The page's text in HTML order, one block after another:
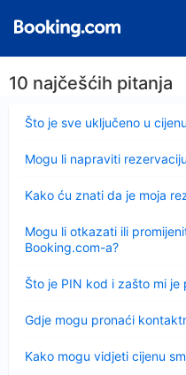
10 najčešćih pitanja
Što je sve uključeno u
Sažeto
Mogu li napraviti
Kako ću znati da je moja
Mogu li otkazati ili
Booking.com-a?
Što je PIN kod i zašto mi je
Sažeto
Gdje mogu pronaći
Kako mogu vidjeti cijenu